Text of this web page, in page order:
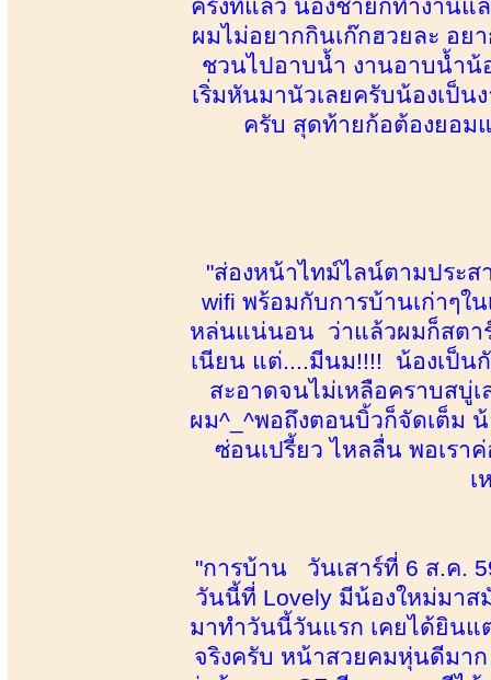
ครั้งที่แล้ว น้องชายก็ทำงานแ
ผมไม่อยากกินเก๊กฮวยละ อ
ชวนไปอาบน้ำ งานอาบน้ำน้
เริ่มหันมานัวเลยครับน้องเป็
ครับ สุดท้ายก้อต้องยอม
"ส่องหน้าไทม์ไลน์ตามประ
wifi พร้อมกับการบ้านเก่าๆใ
หล่นแน่นอน ว่าแล้วผมก็สตา
เนียน แต่....มีนม!!!! น้องเป็น
สะอาดจนไม่เหลือคราบสบู่
ผม^_^พอถึงตอนบิ้วก็จัดเต็ม
ซ่อนเปรี้ยว ไหลลื่น พอเรา
เ
"การบ้าน วันเสาร์ที่ 6 ส.ค.
วันนี้ที่ Lovely มีน้องใหม่มาส
มาทำวันนี้วันแรก เคยได้ยินแ
จริงครับ หน้าสวยคมหุ่นดีมา